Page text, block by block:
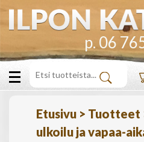
p. 06
Etusivu > Tuotteet
ulkoilu ja vapaa-